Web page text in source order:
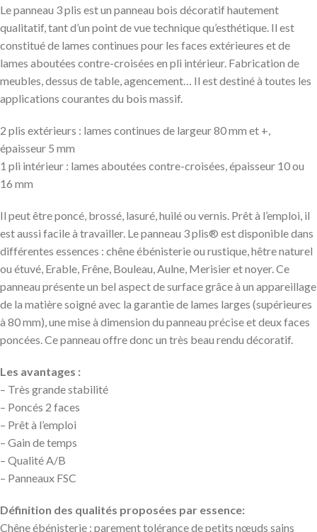
Le panneau 3 plis est un panneau bois décoratif hautement
qualitatif, tant d’un point de vue technique qu’esthétique. Il est
constitué de lames continues pour les faces extérieures et de
lames aboutées contre-croisées en pli intérieur. Fabrication de
meubles, dessus de table, agencement… Il est destiné à toutes les
applications courantes du bois massif.
2 plis extérieurs : lames continues de largeur 80 mm et +,
épaisseur 5 mm
1 pli intérieur : lames aboutées contre-croisées, épaisseur 10 ou
16 mm
Il peut être poncé, brossé, lasuré, huilé ou vernis. Prêt à l’emploi, il
est aussi facile à travailler. Le panneau 3 plis® est disponible dans
différentes essences : chêne ébénisterie ou rustique, hêtre naturel
ou étuvé, Erable, Frêne, Bouleau, Aulne, Merisier et noyer. Ce
panneau présente un bel aspect de surface grâce à un appareillage
de la matière soigné avec la garantie de lames larges (supérieures
à 80 mm), une mise à dimension du panneau précise et deux faces
poncées. Ce panneau offre donc un très beau rendu décoratif.
Les avantages :
– Très grande stabilité
– Poncés 2 faces
– Prêt à l’emploi
– Gain de temps
– Qualité A/B
– Panneaux FSC
Définition des qualités proposées par essence:
Chêne ébénisterie : parement tolérance de petits nœuds sains